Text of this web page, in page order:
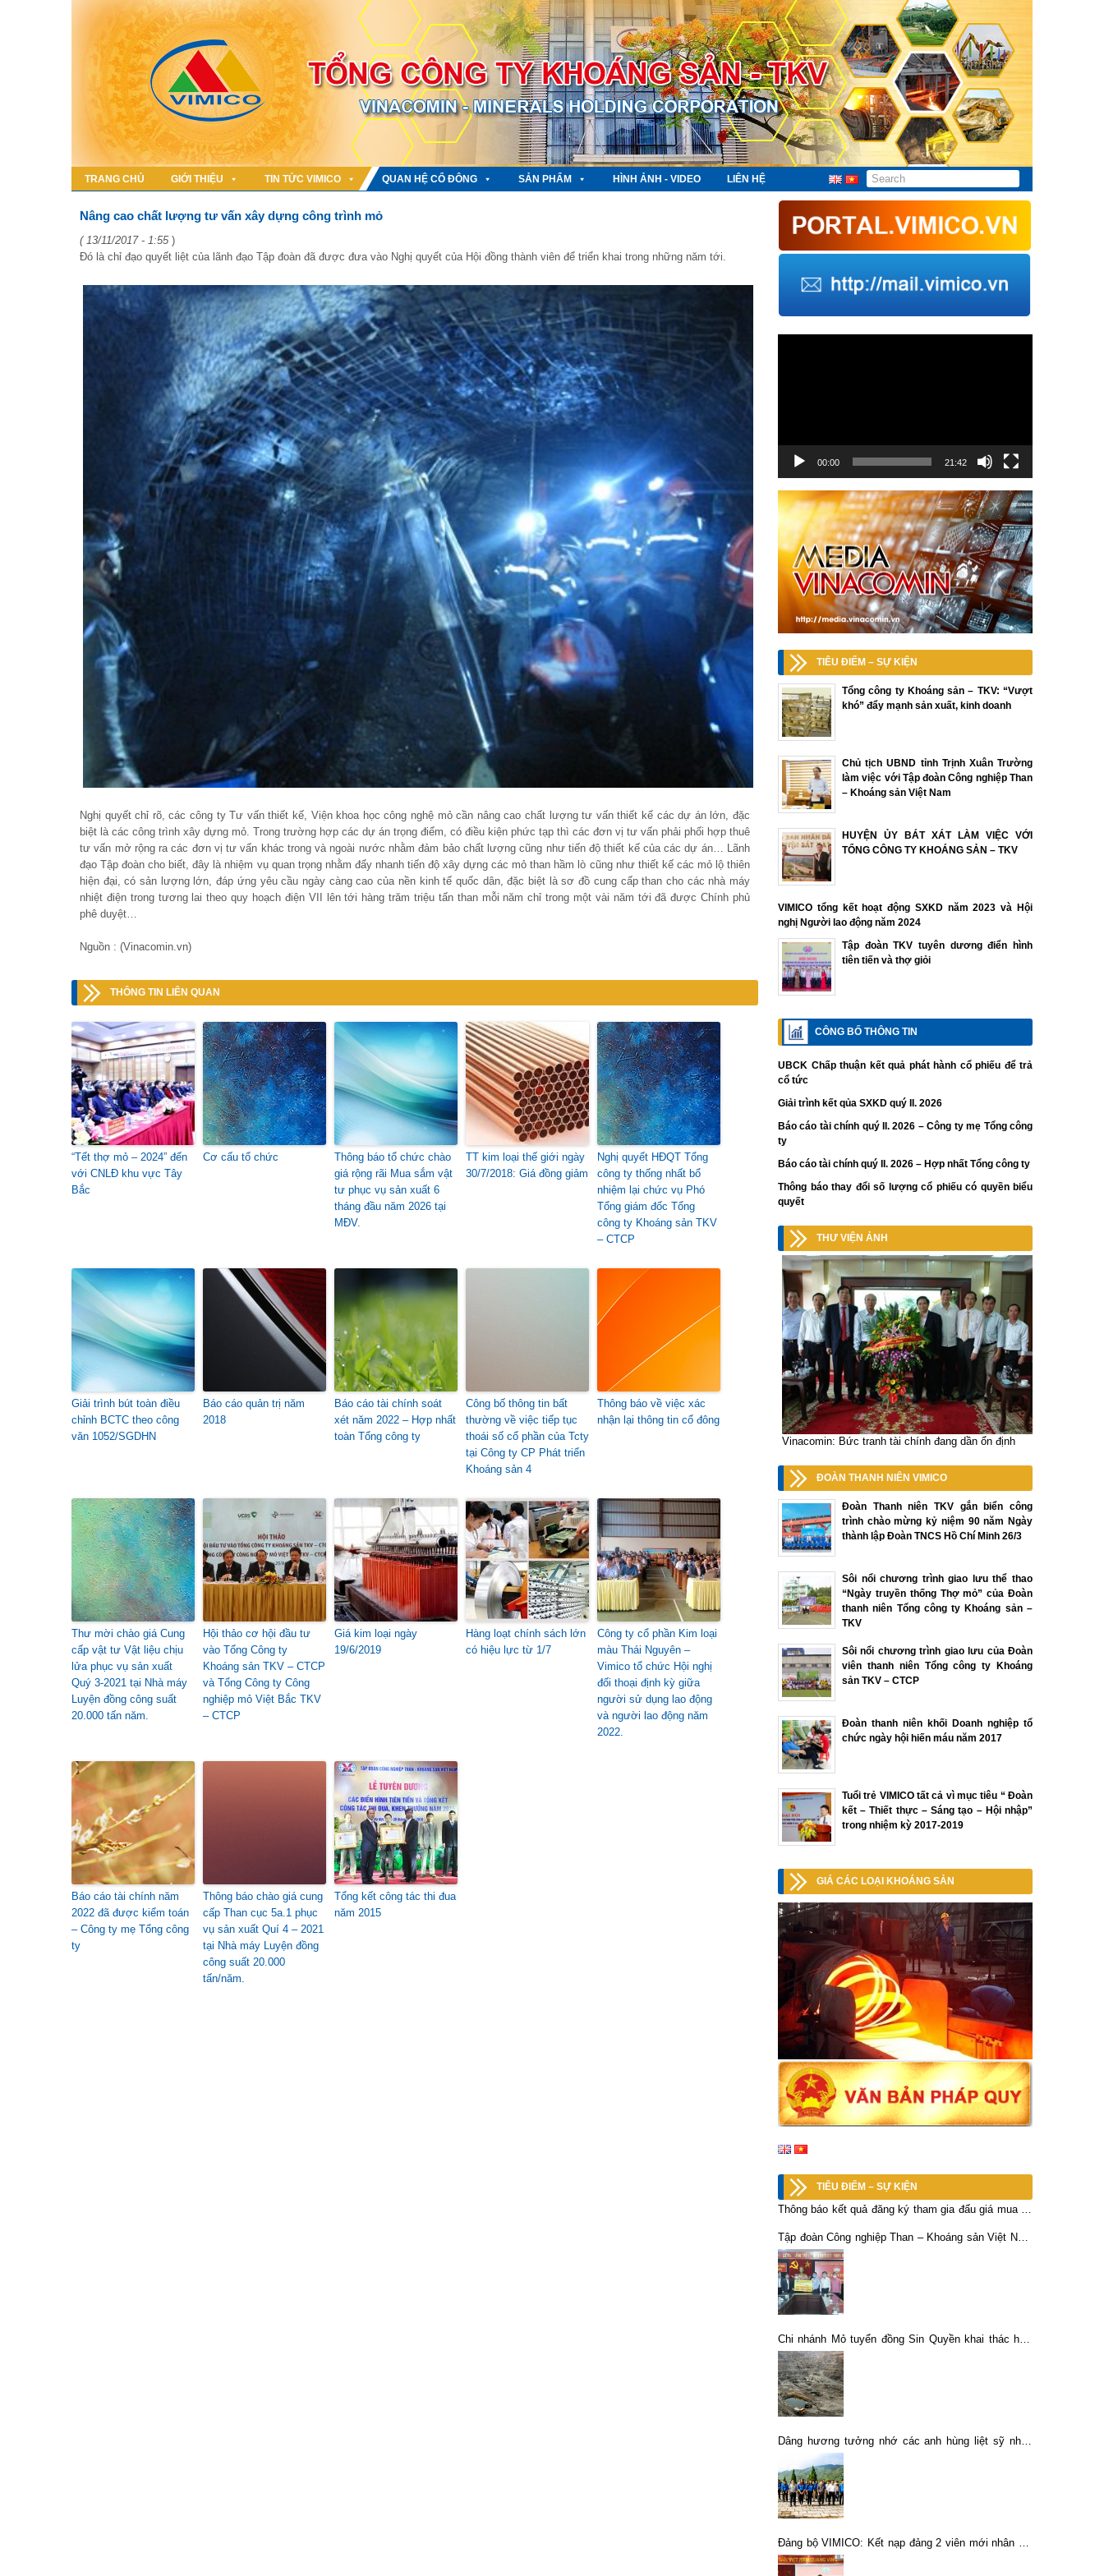
TRANG CHỦ GIỚI THIỆU TIN TỨC VIMICO QUAN HỆ CỔ ĐÔNG SẢN PHẨM HÌNH ẢNH - VIDEO LIÊN HỆ
Nâng cao chất lượng tư vấn xây dựng công trình mỏ
( 13/11/2017 - 1:55)
Đó là chỉ đạo quyết liệt của lãnh đạo Tập đoàn đã được đưa vào Nghị quyết của Hội đồng thành viên để triển khai trong những năm tới.
Nghị quyết chỉ rõ, các công ty Tư vấn thiết kế, Viện khoa học công nghệ mỏ cần nâng cao chất lượng tư vấn thiết kế các dự án lớn, đặc
biệt là các công trình xây dựng mỏ. Trong trường hợp các dự án trọng điểm, có điều kiện phức tạp thì các đơn vị tư vấn phải phối hợp thuê
tư vấn mở rộng ra các đơn vị tư vấn khác trong và ngoài nước nhằm đảm bảo chất lượng cũng như tiến độ thiết kế của các dự án… Lãnh
đạo Tập đoàn cho biết, đây là nhiệm vụ quan trọng nhằm đẩy nhanh tiến độ xây dựng các mỏ than hầm lò cũng như thiết kế các mỏ lộ thiên
hiện đại, có sản lượng lớn, đáp ứng yêu cầu ngày càng cao của nền kinh tế quốc dân, đặc biệt là sơ đồ cung cấp than cho các nhà máy
nhiệt điện trong tương lai theo quy hoạch điện VII lên tới hàng trăm triệu tấn than mỗi năm chỉ trong một vài năm tới đã được Chính phủ
phê duyệt…
Nguồn : (Vinacomin.vn)
THÔNG TIN LIÊN QUAN
“Tết thợ mỏ – 2024” đến
với CNLĐ khu vực Tây
Bắc
Cơ cấu tổ chức
Thông báo tổ chức chào
giá rộng rãi Mua sắm vật
tư phục vụ sản xuất 6
tháng đầu năm 2026 tại
MĐV.
TT kim loại thế giới ngày
30/7/2018: Giá đồng giảm
Nghị quyết HĐQT Tổng
công ty thống nhất bổ
nhiệm lại chức vụ Phó
Tổng giám đốc Tổng
công ty Khoáng sản TKV
– CTCP
Giải trình bút toàn điều
chỉnh BCTC theo công
văn 1052/SGDHN
Báo cáo quản trị năm
2018
Báo cáo tài chính soát
xét năm 2022 – Hợp nhất
toàn Tổng công ty
Công bố thông tin bất
thường về việc tiếp tục
thoái số cổ phần của Tcty
tại Công ty CP Phát triển
Khoáng sản 4
Thông báo về việc xác
nhận lại thông tin cổ đông
Thư mời chào giá Cung
cấp vật tư Vật liệu chịu
lửa phục vụ sản xuất
Quý 3-2021 tại Nhà máy
Luyện đồng công suất
20.000 tấn năm.
Hội thảo cơ hội đầu tư
vào Tổng Công ty
Khoáng sản TKV – CTCP
và Tổng Công ty Công
nghiệp mỏ Việt Bắc TKV
– CTCP
Giá kim loại ngày
19/6/2019
Hàng loạt chính sách lớn
có hiệu lực từ 1/7
Công ty cổ phần Kim loại
màu Thái Nguyên –
Vimico tổ chức Hội nghị
đối thoại định kỳ giữa
người sử dụng lao động
và người lao động năm
2022.
Báo cáo tài chính năm
2022 đã được kiểm toán
– Công ty mẹ Tổng công
ty
Thông báo chào giá cung
cấp Than cục 5a.1 phục
vụ sản xuất Quí 4 – 2021
tại Nhà máy Luyện đồng
công suất 20.000
tấn/năm.
Tổng kết công tác thi đua
năm 2015
00:00 21:42
TIÊU ĐIỂM – SỰ KIỆN
Tổng công ty Khoáng sản – TKV: “Vượt
khó” đẩy mạnh sản xuất, kinh doanh
Chủ tịch UBND tỉnh Trịnh Xuân Trường
làm việc với Tập đoàn Công nghiệp Than
– Khoáng sản Việt Nam
HUYỆN ỦY BÁT XÁT LÀM VIỆC VỚI
TỔNG CÔNG TY KHOÁNG SẢN – TKV
VIMICO tổng kết hoạt động SXKD năm 2023 và Hội
nghị Người lao động năm 2024
Tập đoàn TKV tuyên dương điển hình
tiên tiến và thợ giỏi
CÔNG BỐ THÔNG TIN
UBCK Chấp thuận kết quả phát hành cổ phiếu để trả
cổ tức
Giải trình kết qủa SXKD quý II. 2026
Báo cáo tài chính quý II. 2026 – Công ty mẹ Tổng công
ty
Báo cáo tài chính quý II. 2026 – Hợp nhất Tổng công ty
Thông báo thay đổi số lượng cổ phiếu có quyền biểu
quyết
THƯ VIỆN ẢNH
Vinacomin: Bức tranh tài chính đang dần ổn định
ĐOÀN THANH NIÊN VIMICO
Đoàn Thanh niên TKV gắn biển công
trình chào mừng kỷ niệm 90 năm Ngày
thành lập Đoàn TNCS Hồ Chí Minh 26/3
Sôi nổi chương trình giao lưu thể thao
“Ngày truyền thống Thợ mỏ” của Đoàn
thanh niên Tổng công ty Khoáng sản –
TKV
Sôi nổi chương trình giao lưu của Đoàn
viên thanh niên Tổng công ty Khoáng
sản TKV – CTCP
Đoàn thanh niên khối Doanh nghiệp tổ
chức ngày hội hiến máu năm 2017
Tuổi trẻ VIMICO tất cả vì mục tiêu “ Đoàn
kết – Thiết thực – Sáng tạo – Hội nhập”
trong nhiệm kỳ 2017-2019
GIÁ CÁC LOẠI KHOÁNG SẢN
TIÊU ĐIỂM – SỰ KIỆN
Thông báo kết quả đăng ký tham gia đấu giá mua cổ
Tập đoàn Công nghiệp Than – Khoáng sản Việt Nam
góp sức cùng các địa phương phòng chống dịch
bệnh COVID – 19
Chi nhánh Mỏ tuyển đồng Sin Quyền khai thác hơn
900 ngàn tấn quặng
Dâng hương tưởng nhớ các anh hùng liệt sỹ nhân
ngày Thương binh – Liệt sỹ 27/7
Đảng bộ VIMICO: Kết nạp đảng 2 viên mới nhân dịp
kỷ niệm 91 năm Ngày thành lập Đảng Cộng sản Việt
Nam